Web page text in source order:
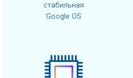
стабильная
Google OS